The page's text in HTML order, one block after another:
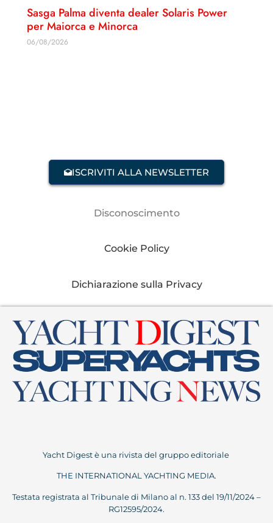
Sasga Palma diventa dealer Solaris Power
per Maiorca e Minorca
06/08/2026
ISCRIVITI ALLA NEWSLETTER
Disconoscimento
Cookie Policy
Dichiarazione sulla Privacy
Yacht Digest è una rivista del gruppo editoriale
THE INTERNATIONAL YACHTING MEDIA.
Testata registrata al Tribunale di Milano al n. 133 del 19/11/2024 –
RG12595/2024.